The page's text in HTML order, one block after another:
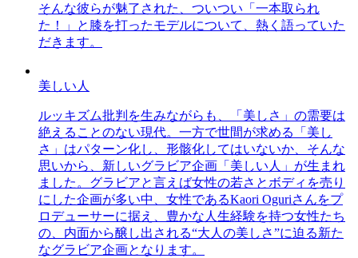
そんな彼らが魅了された、ついつい「一本取られ
た！」と膝を打ったモデルについて、熱く語っていた
だきます。
美しい人
ルッキズム批判を生みながらも、「美しさ」の需要は
絶えることのない現代。一方で世間が求める「美し
さ」はパターン化し、形骸化してはいないか、そんな
思いから、新しいグラビア企画「美しい人」が生まれ
ました。グラビアと言えば女性の若さとボディを売り
にした企画が多い中、女性であるKaori Oguriさんをプ
ロデューサーに据え、豊かな人生経験を持つ女性たち
の、内面から醸し出される“大人の美しさ”に迫る新た
なグラビア企画となります。